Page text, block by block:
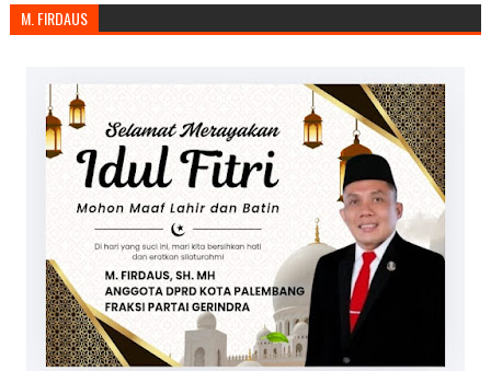
M. FIRDAUS